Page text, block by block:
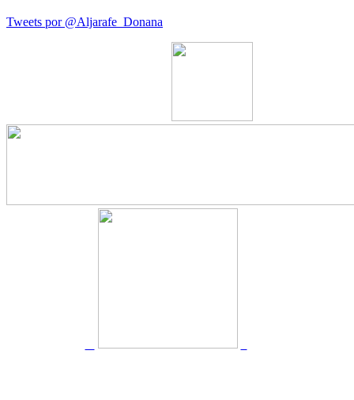
Tweets por @Aljarafe_Donana